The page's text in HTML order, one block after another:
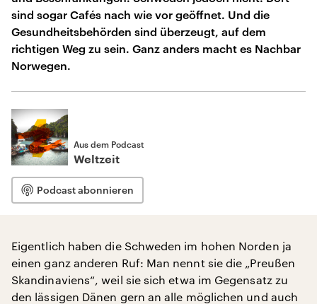
sind sogar Cafés nach wie vor geöffnet. Und die
Gesundheitsbehörden sind überzeugt, auf dem
richtigen Weg zu sein. Ganz anders macht es Nachbar
Norwegen.
Aus dem Podcast
Weltzeit
Podcast abonnieren
Eigentlich haben die Schweden im hohen Norden ja
einen ganz anderen Ruf: Man nennt sie die „Preußen
Skandinaviens“, weil sie sich etwa im Gegensatz zu
den lässigen Dänen gern an alle möglichen und auch